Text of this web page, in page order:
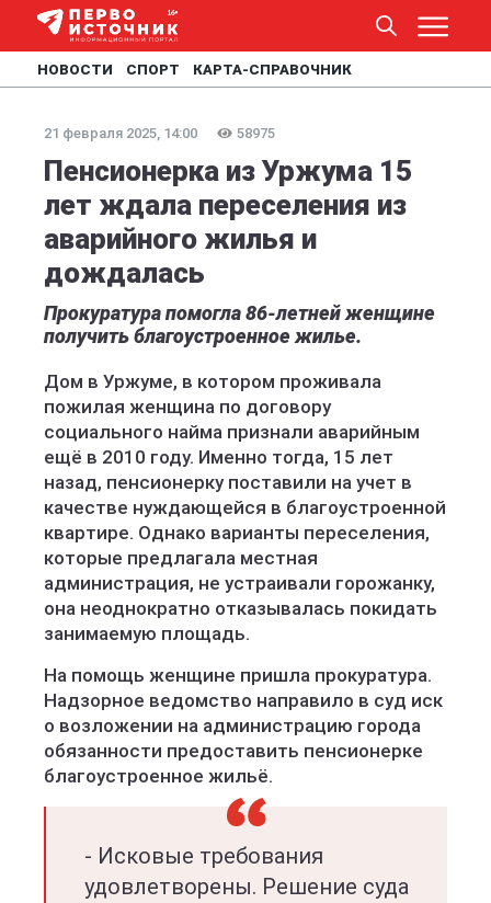
НОВОСТИ СПОРТ КАРТА-СПРАВОЧНИК
21 февраля 2025, 14:00 58975
Пенсионерка из Уржума 15
лет ждала переселения из
аварийного жилья и
дождалась
Прокуратура помогла 86-летней женщине
получить благоустроенное жилье.
Дом в Уржуме, в котором проживала
пожилая женщина по договору
социального найма признали аварийным
ещё в 2010 году. Именно тогда, 15 лет
назад, пенсионерку поставили на учет в
качестве нуждающейся в благоустроенной
квартире. Однако варианты переселения,
которые предлагала местная
администрация, не устраивали горожанку,
она неоднократно отказывалась покидать
занимаемую площадь.
На помощь женщине пришла прокуратура.
Надзорное ведомство направило в суд иск
о возложении на администрацию города
обязанности предоставить пенсионерке
благоустроенное жильё.
- Исковые требования
удовлетворены. Решение суда